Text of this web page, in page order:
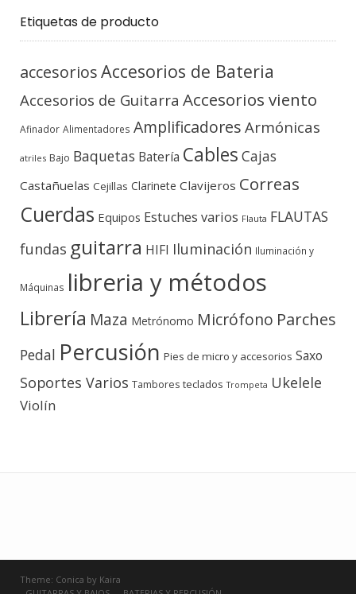
Etiquetas de producto
accesoriosAccesorios de Bateria
Accesorios de Guitarra Accesorios viento
Afinador Alimentadores Amplificadores Armónicas
atriles Bajo Baquetas Batería Cables Cajas
Castañuelas Cejillas Clarinete Clavijeros Correas
Cuerdas Equipos Estuches varios Flauta FLAUTAS
fundas guitarra HIFI Iluminación Iluminación y
Máquinas libreria y métodos
Librería Maza Metrónomo Micrófono Parches
Pedal Percusión Pies de micro y accesorios Saxo
Soportes Varios Tambores teclados Trompeta Ukelele
Violín
Theme: Conica by Kaira